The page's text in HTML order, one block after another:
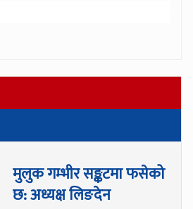
मुलुक गम्भीर सङ्कटमा फसेको
छ: अध्यक्ष लिङदेन